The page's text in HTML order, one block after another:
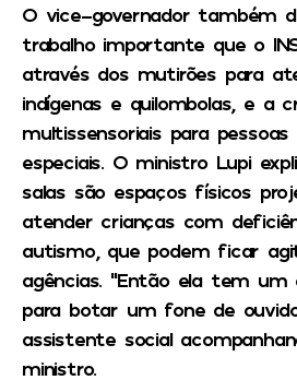
O vice-governador também
trabalho importante que o
através dos mutirões para
indígenas e quilombolas, e a
multissensoriais para
especiais. O ministro Lupi
salas são espaços físicos
atender crianças com
autismo, que podem ficar
agências. “Então ela tem
para botar um fone de
assistente social
ministro.